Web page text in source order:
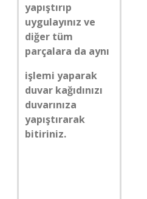
yapıştırıp
uygulayınız ve
diğer tüm
parçalara da aynı
işlemi yaparak
duvar kağıdınızı
duvarınıza
yapıştırarak
bitiriniz.